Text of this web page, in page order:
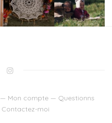
— Mon compte — Questionns
Contactez-moi